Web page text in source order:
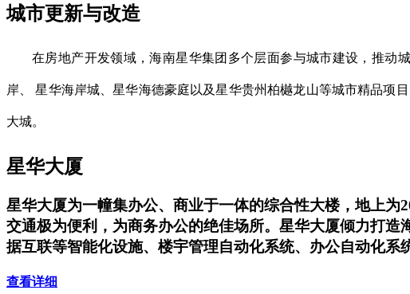
城市更新与改造
在房地产开发领域，海南星华集团多个层面参与城市建设，推动
岸、 星华海岸城、星华海德豪庭以及星华贵州柏樾龙山等城市精品项
大城。
星华大厦
星华大厦为一幢集办公、商业于一体的综合性大楼，地上为
交通极为便利，为商务办公的绝佳场所。星华大厦倾力打
据互联等智能化设施、楼宇管理自动化系统、办公自动化系
查看详细